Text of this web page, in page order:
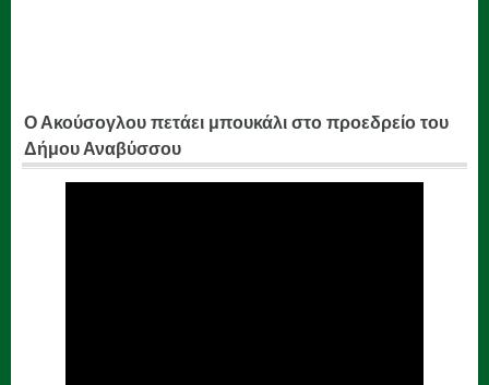
Ο Ακούσογλου πετάει μπουκάλι στο προεδρείο του
Δήμου Αναβύσσου